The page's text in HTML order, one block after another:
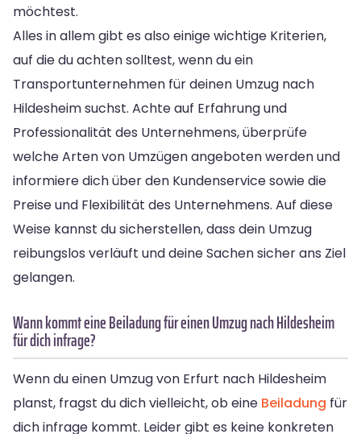
möchtest.
Alles in allem gibt es also einige wichtige Kriterien,
auf die du achten solltest, wenn du ein
Transportunternehmen für deinen Umzug nach
Hildesheim suchst. Achte auf Erfahrung und
Professionalität des Unternehmens, überprüfe
welche Arten von Umzügen angeboten werden und
informiere dich über den Kundenservice sowie die
Preise und Flexibilität des Unternehmens. Auf diese
Weise kannst du sicherstellen, dass dein Umzug
reibungslos verläuft und deine Sachen sicher ans Ziel
gelangen.
Wann kommt eine Beiladung für einen Umzug nach Hildesheim
für dich infrage?
Wenn du einen Umzug von Erfurt nach Hildesheim
planst, fragst du dich vielleicht, ob eine Beiladung für
dich infrage kommt. Leider gibt es keine konkreten